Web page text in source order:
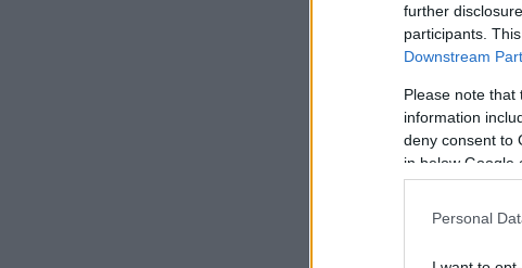
further
participants.
Downstream
Please note
information
deny consent to
in below Google
Personal